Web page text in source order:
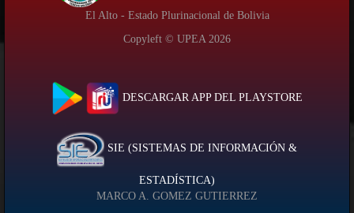
El Alto - Estado Plurinacional de Bolivia
Copyleft © UPEA 2026
DESCARGAR APP DEL PLAYSTORE
SIE (SISTEMAS DE INFORMACIÓN &
ESTADÍSTICA)
MARCO A. GOMEZ GUTIERREZ